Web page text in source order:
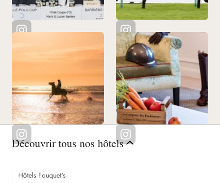
Découvrir tous nos hôtels
Hôtels Fouquet's